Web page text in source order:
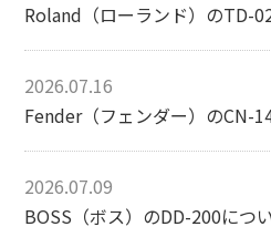
2026.07.16
2026.07.09
BOSS（ボス）のDD-200につ